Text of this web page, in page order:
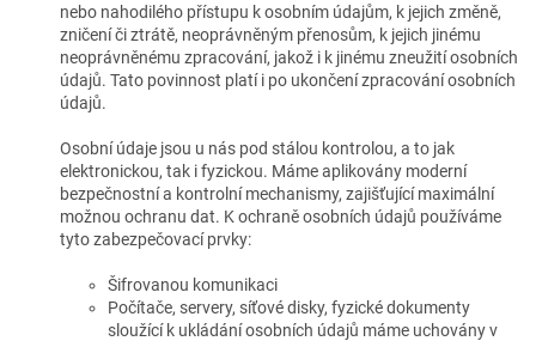
nebo nahodilého přístupu k osobním údajům, k jejich změně,
zničení či ztrátě, neoprávněným přenosům, k jejich jinému
neoprávněnému zpracování, jakož i k jinému zneužití osobních
údajů. Tato povinnost platí i po ukončení zpracování osobních
údajů.
Osobní údaje jsou u nás pod stálou kontrolou, a to jak
elektronickou, tak i fyzickou. Máme aplikovány moderní
bezpečnostní a kontrolní mechanismy, zajišťující maximální
možnou ochranu dat. K ochraně osobních údajů používáme
tyto zabezpečovací prvky:
Šifrovanou komunikaci
Počítače, servery, síťové disky, fyzické dokumenty
sloužící k ukládání osobních údajů máme uchovány v